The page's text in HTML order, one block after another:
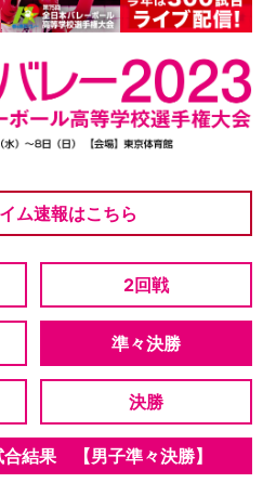
ム速報はこちら
2回戦
準々決勝
決勝
結果 【男子準々決勝】